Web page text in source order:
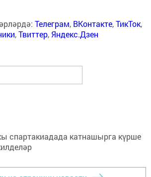
Телеграм, ВКонтакте,ТикТок,
,Твиттер, Яндекс.Дзен